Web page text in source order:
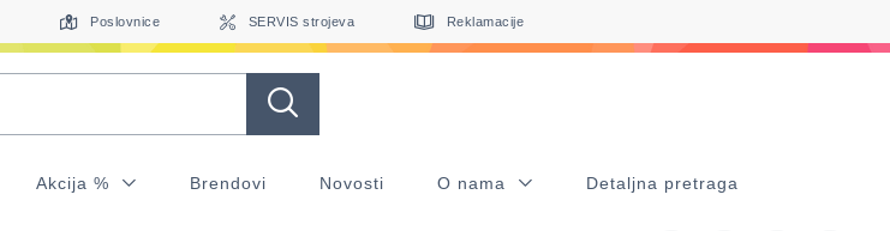
Poslovnice SERVIS strojeva Reklamacije
Akcija % Brendovi Novosti O nama Detaljna pretraga